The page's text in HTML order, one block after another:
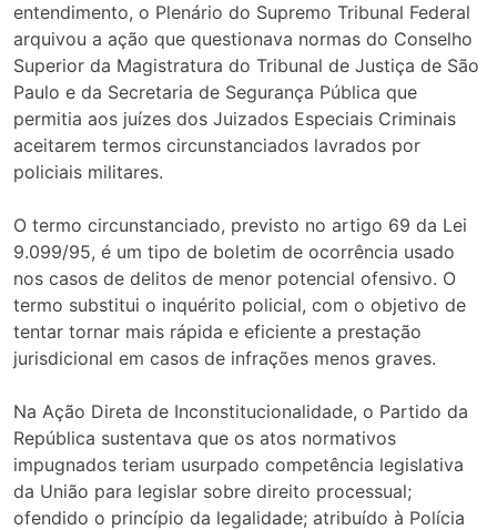
entendimento, o Plenário do Supremo Tribunal Federal
arquivou a ação que questionava normas do Conselho
Superior da Magistratura do Tribunal de Justiça de São
Paulo e da Secretaria de Segurança Pública que
permitia aos juízes dos Juizados Especiais Criminais
aceitarem termos circunstanciados lavrados por
policiais militares.
O termo circunstanciado, previsto no artigo 69 da Lei
9.099/95, é um tipo de boletim de ocorrência usado
nos casos de delitos de menor potencial ofensivo. O
termo substitui o inquérito policial, com o objetivo de
tentar tornar mais rápida e eficiente a prestação
jurisdicional em casos de infrações menos graves.
Na Ação Direta de Inconstitucionalidade, o Partido da
República sustentava que os atos normativos
impugnados teriam usurpado competência legislativa
da União para legislar sobre direito processual;
ofendido o princípio da legalidade; atribuído à Polícia